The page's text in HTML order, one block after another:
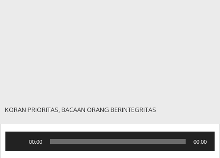
KORAN PRIORITAS, BACAAN ORANG BERINTEGRITAS
00:00 00:00